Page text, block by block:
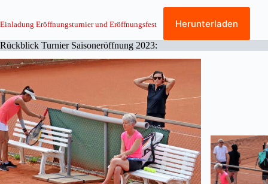
Einladung Eröffnungsturnier und Eröffnungsfest Herunterladen
Rückblick Turnier Saisoneröffnung 2023: